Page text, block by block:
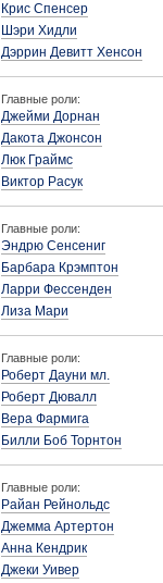
Крис Спенсер
Шэри Хидли
Дэррин Девитт Хенсон
Главные роли:
Джейми Дорнан
Дакота Джонсон
Люк Граймс
Виктор Расук
Главные роли:
Эндрю Сенсениг
Барбара Крэмптон
Ларри Фессенден
Лиза Мари
Главные роли:
Роберт Дауни мл.
Роберт Дювалл
Вера Фармига
Билли Боб Торнтон
Главные роли:
Райан Рейнольдс
Джемма Артертон
Анна Кендрик
Джеки Уивер